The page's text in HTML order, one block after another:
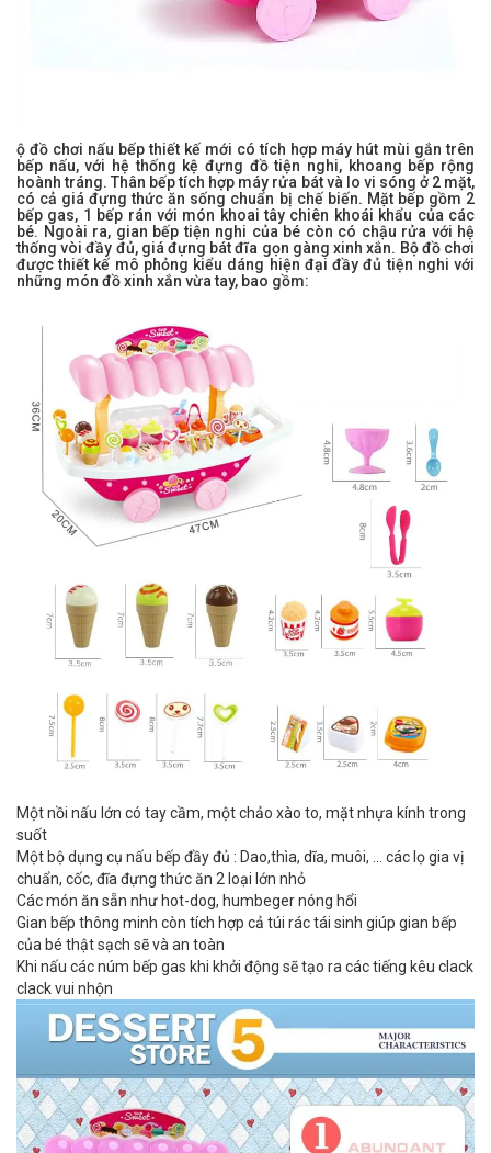
ộ đồ chơi nấu bếp thiết kế mới có tích hợp máy hút mùi gắn trên
bếp nấu, với hệ thống kệ đựng đồ tiện nghi, khoang bếp rộng
hoành tráng. Thân bếp tích hợp máy rửa bát và lo vi sóng ở 2 mặt,
có cả giá đựng thức ăn sống chuẩn bị chế biến. Mặt bếp gồm 2
bếp gas, 1 bếp rán với món khoai tây chiên khoái khẩu của các
bé. Ngoài ra, gian bếp tiện nghi của bé còn có chậu rửa với hệ
thống vòi đầy đủ, giá đựng bát đĩa gọn gàng xinh xắn. Bộ đồ chơi
được thiết kế mô phỏng kiểu dáng hiện đại đầy đủ tiện nghi với
những món đồ xinh xắn vừa tay, bao gồm:
Một nồi nấu lớn có tay cầm, một chảo xào to, mặt nhựa kính trong
suốt
Một bộ dụng cụ nấu bếp đầy đủ : Dao,thìa, dĩa, muôi, ... các lọ gia vị
chuẩn, cốc, đĩa đựng thức ăn 2 loại lớn nhỏ
Các món ăn sẵn như hot-dog, humbeger nóng hổi
Gian bếp thông minh còn tích hợp cả túi rác tái sinh giúp gian bếp
của bé thật sạch sẽ và an toàn
Khi nấu các núm bếp gas khi khởi động sẽ tạo ra các tiếng kêu clack
clack vui nhộn